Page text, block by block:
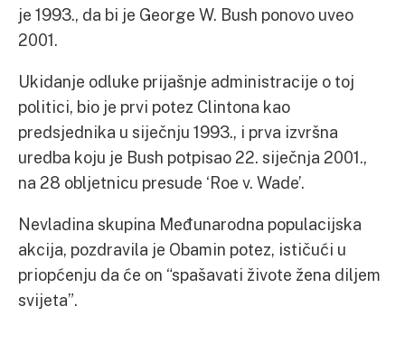
je 1993., da bi je George W. Bush ponovo uveo
2001.
Ukidanje odluke prijašnje administracije o toj
politici, bio je prvi potez Clintona kao
predsjednika u siječnju 1993., i prva izvršna
uredba koju je Bush potpisao 22. siječnja 2001.,
na 28 obljetnicu presude ‘Roe v. Wade’.
Nevladina skupina Međunarodna populacijska
akcija, pozdravila je Obamin potez, ističući u
priopćenju da će on “spašavati živote žena diljem
svijeta”.